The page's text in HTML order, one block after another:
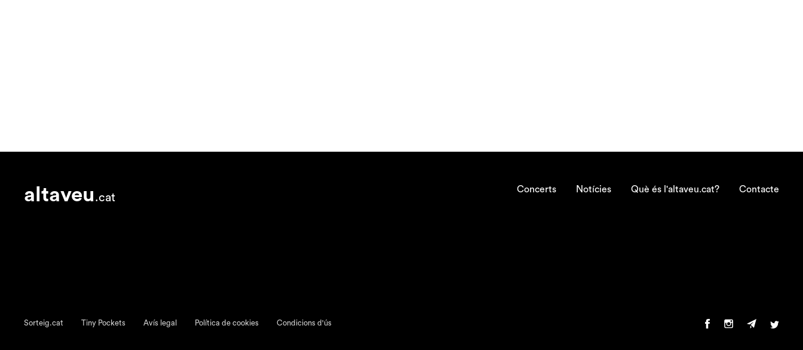
altaveu.cat
Concerts Notícies Què és l'altaveu.cat? Contacte
Sorteig.cat Tiny Pockets Avís legal Política de cookies Condicions d'ús